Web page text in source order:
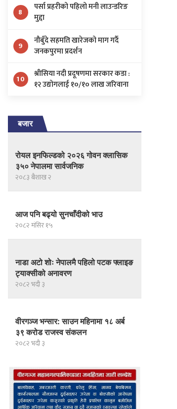
8
पर्सा प्रहरीको पहिलो मनी लाउन्डरिङ
मुद्दा
9
नौबुँदे सहमति खारेजको माग गर्दै
जनकपुरमा प्रदर्शन
10
श्रीसिया नदी प्रदूषणमा सरकार कडा :
१२ उद्योगलाई १०/१० लाख जरिवाना
बजार
रोयल इनफिल्डको २०२६ गोवन क्लासिक
३५० नेपालमा सार्वजनिक
२०८३ बैशाख २
आज पनि बढ्यो सुनचाँदीको भाउ
२०८२ मंसिर १५
नाडा अटो शोः नेपालमै पहिलो पटक फ्लाइङ
ट्याक्सीको अनावरण
२०८२ भदौ ३
वीरगञ्ज भन्सार: साउन महिनामा १८ अर्ब
३९ करोड राजस्व संकलन
२०८२ भदौ ३